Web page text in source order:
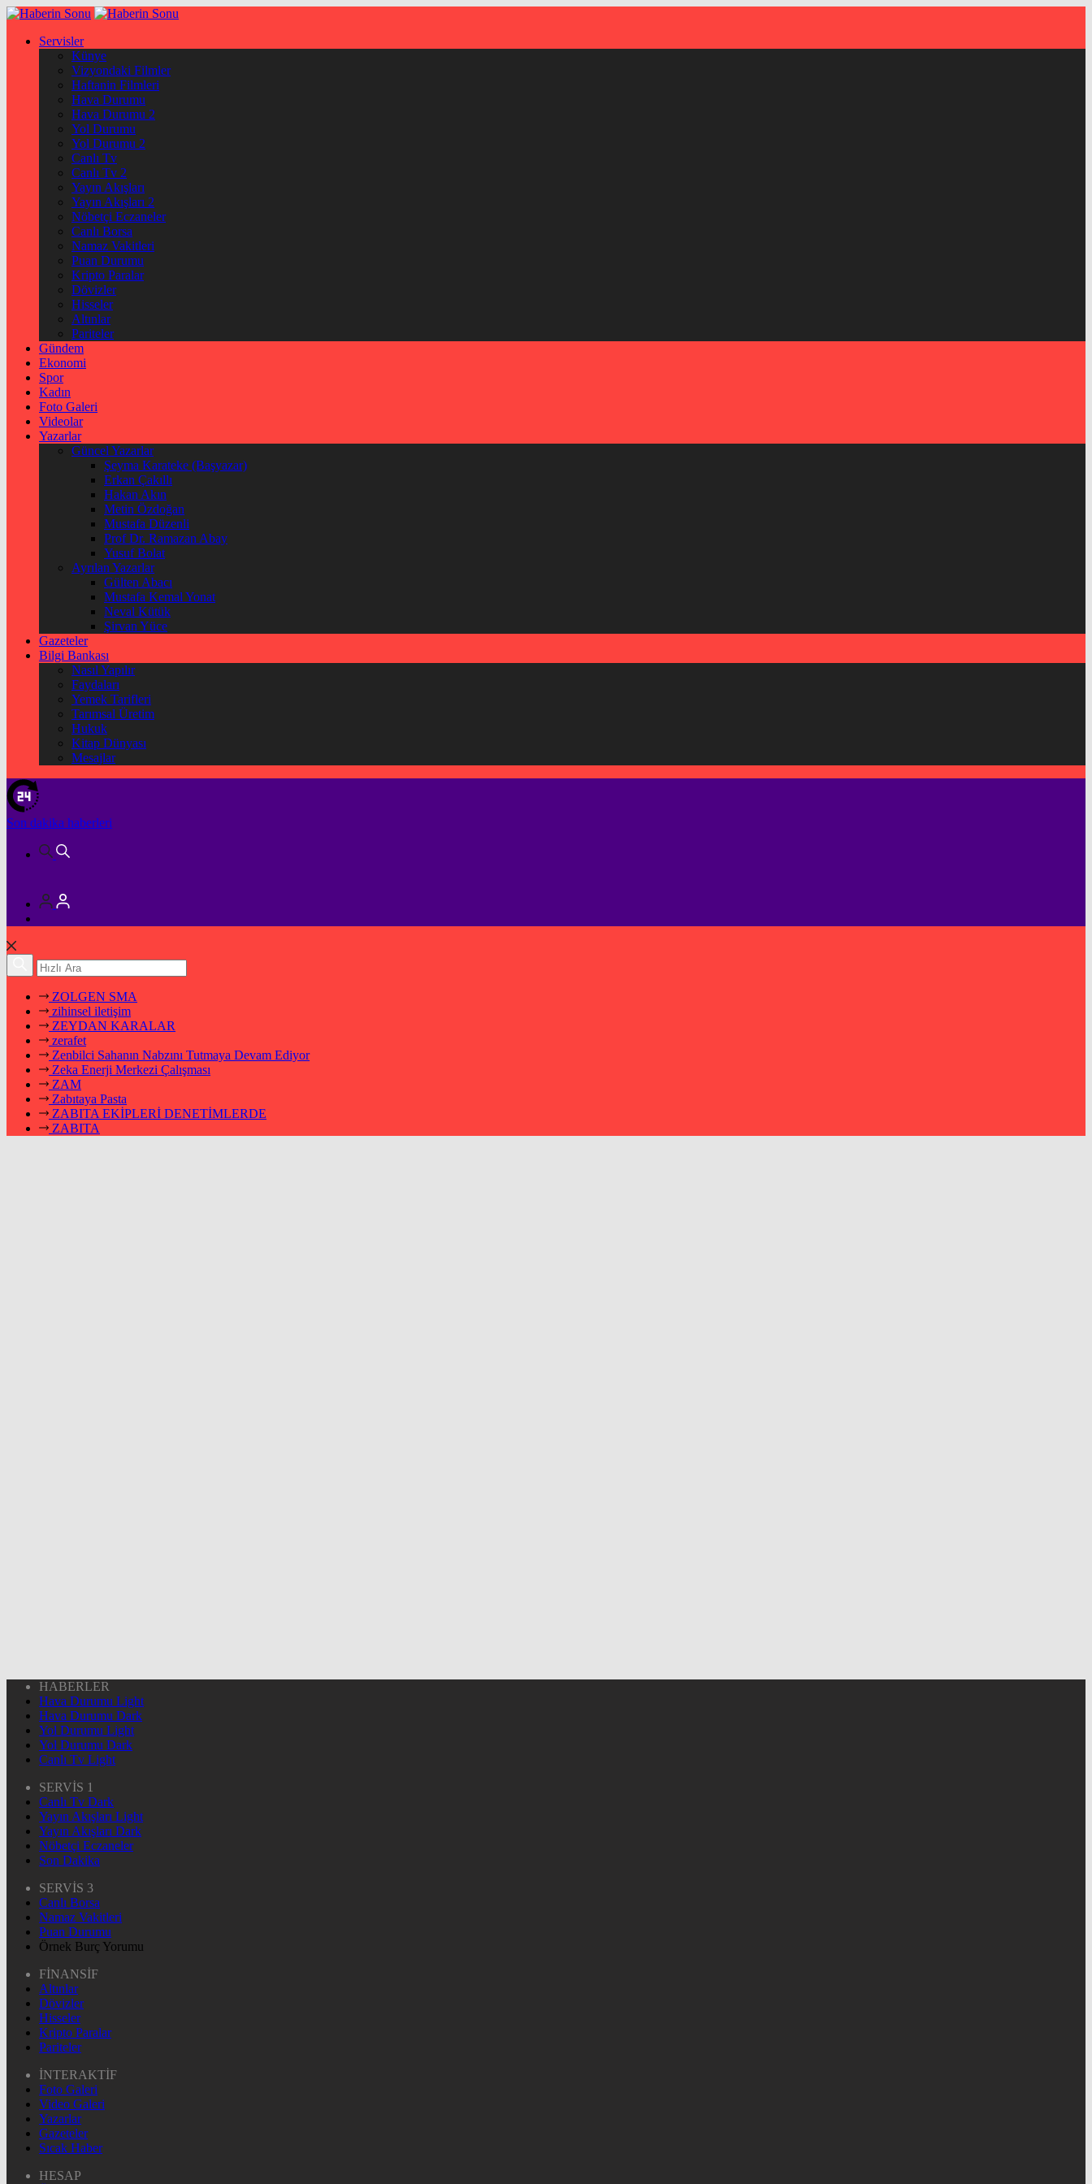
Servisler
Künye
Vizyondaki Filmler
Haftanin Filmleri
Hava Durumu
Hava Durumu 2
Yol Durumu
Yol Durumu 2
Canlı Tv
Canlı Tv 2
Yayın Akışları
Yayın Akışları 2
Nöbetçi Eczaneler
Canlı Borsa
Namaz Vakitleri
Puan Durumu
Kripto Paralar
Dövizler
Hisseler
Altınlar
Pariteler
Gündem
Ekonomi
Spor
Kadın
Foto Galeri
Videolar
Yazarlar
Güncel Yazarlar
Şeyma Karateke (Başyazar)
Erkan Çakıllı
Hakan Akın
Metin Özdoğan
Mustafa Düzenli
Prof Dr. Ramazan Abay
Yusuf Bolat
Ayrılan Yazarlar
Gülten Abacı
Mustafa Kemal Yonat
Neval Kütük
Şirvan Yüce
Gazeteler
Bilgi Bankası
Nasıl Yapılır
Faydaları
Yemek Tarifleri
Tarımsal Üretim
Hukuk
Kitap Dünyası
Mesajlar
Son dakika haberleri
ZOLGEN SMA
zihinsel iletişim
ZEYDAN KARALAR
zerafet
Zenbilci Sahanın Nabzını Tutmaya Devam Ediyor
Zeka Enerji Merkezi Çalışması
ZAM
Zabıtaya Pasta
ZABITA EKİPLERİ DENETİMLERDE
ZABITA
HABERLER
Hava Durumu Light
Hava Durumu Dark
Yol Durumu Light
Yol Durumu Dark
Canlı Tv Light
SERVİS 1
Canlı Tv Dark
Yayın Akışları Light
Yayın Akışları Dark
Nöbetçi Eczaneler
Son Dakika
SERVİS 3
Canlı Borsa
Namaz Vakitleri
Puan Durumu
Örnek Burç Yorumu
FİNANSİF
Altınlar
Dövizler
Hisseler
Kripto Paralar
Pariteler
İNTERAKTİF
Foto Galeri
Video Galeri
Yazarlar
Gazeteler
Sıcak Haber
HESAP